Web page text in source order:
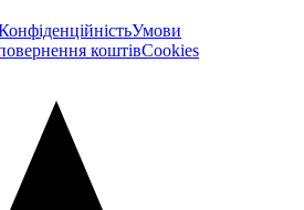
Умови
коштівCookies